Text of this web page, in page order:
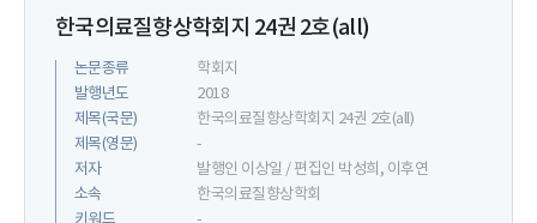
한국의료질향상학회지 24권 2호(all)
논문종류
학회지
발행년도
2018
제목(국문)
한국의료질향상학회지 24권 2호(all)
제목(영문)
-
저자
발행인 이상일 / 편집인 박성희, 이후연
소속
한국의료질향상학회